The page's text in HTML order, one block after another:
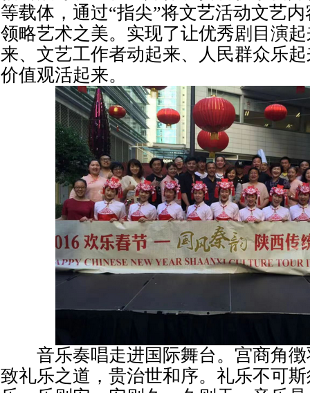
等载体，通过“指尖”将文艺活动文艺
领略艺术之美。实现了让优秀剧目演
来、文艺工作者动起来、人民群众乐
价值观活起来。
音乐奏唱走进国际舞台。宫商角徴
致礼乐之道，贵治世和序。礼乐不可